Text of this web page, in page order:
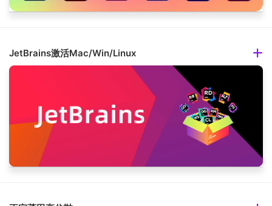
JetBrains激活Mac/Win/Linux